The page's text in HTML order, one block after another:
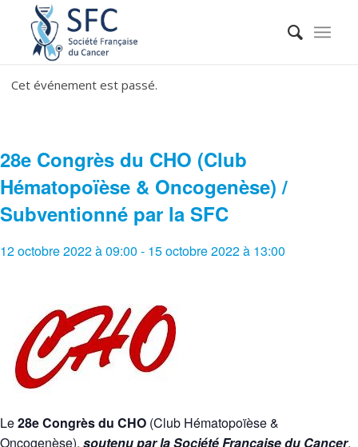
Cet événement est passé.
28e Congrès du CHO (Club
Hématopoïèse & Oncogenèse) /
Subventionné par la SFC
12 octobre 2022 à 09:00 - 15 octobre 2022 à 13:00
Le28e Congrès du CHO (Club Hématopoïèse &
Oncogenèse), soutenu par la Société Française du Cancer,